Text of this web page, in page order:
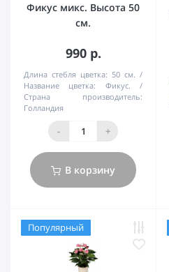
Фикус микс. Высота 50
см.
990 р.
Длина стебля цветка: 50 см.
Название цветка:
Фикус.
Страна производитель:
Голландия
- +
В корзину
Популярный